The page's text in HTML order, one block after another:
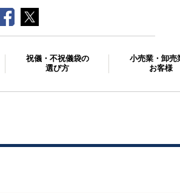
祝儀・不祝儀袋の
選び方
小売業・卸売
お客様